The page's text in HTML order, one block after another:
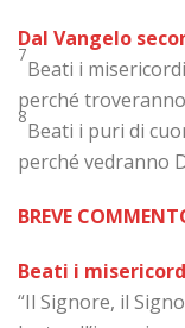
Dal Vangelo
7
Beati i
perché
8
Beati i puri di
perché vedranno
BREVE
Beati i
“Il Signore, il